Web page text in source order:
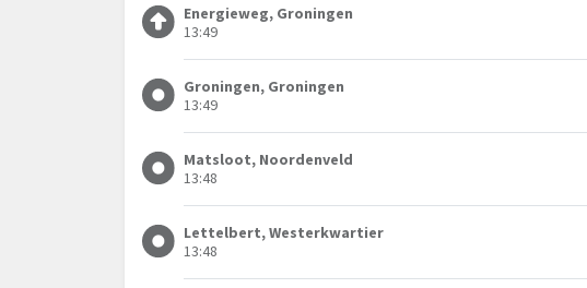
Energieweg, Groningen
13:49
Groningen, Groningen
13:49
Matsloot, Noordenveld
13:48
Lettelbert, Westerkwartier
13:48